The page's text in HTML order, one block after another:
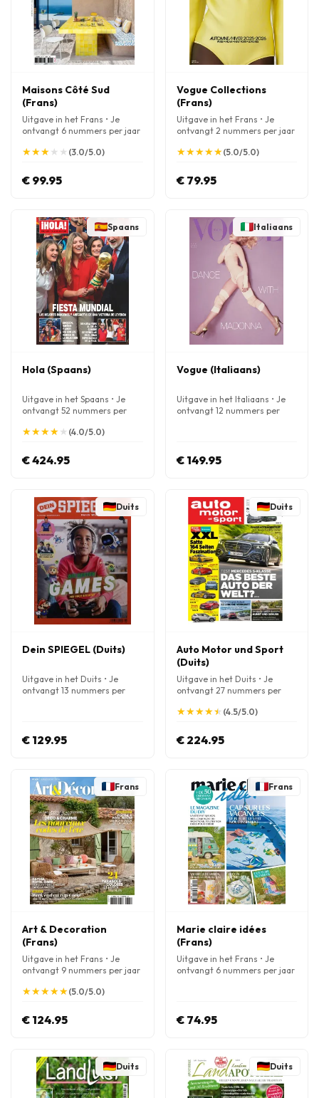
Maisons Côté Sud
(Frans)
Uitgave in het Frans • Je
ontvangt 6 nummers per jaar
★
★★
★★
★★
★ ★
★ (3.0/5.0)
€ 99.95
Vogue Collections
(Frans)
Uitgave in het Frans • Je
ontvangt 2 nummers per jaar
★
★★
★★
★★
★★
★(5.0/5.0)
€ 79.95
Spaans
Hola (Spaans)
Uitgave in het Spaans • Je
ontvangt 52 nummers per
★
★★
★★
★★
★★
★ (4.0/5.0)
€ 424.95
Italiaans
Vogue (Italiaans)
Uitgave in het Italiaans • Je
ontvangt 12 nummers per
€ 149.95
Duits
Dein SPIEGEL (Duits)
Uitgave in het Duits • Je
ontvangt 13 nummers per
€ 129.95
Duits
Auto Motor und Sport
(Duits)
Uitgave in het Duits • Je
ontvangt 27 nummers per
★
★★
★★
★★
★★
★ (4.5/5.0)
€ 224.95
Frans
Art & Decoration
(Frans)
Uitgave in het Frans • Je
ontvangt 9 nummers per jaar
★
★★
★★
★★
★★
★(5.0/5.0)
€ 124.95
Frans
Marie claire idées
(Frans)
Uitgave in het Frans • Je
ontvangt 6 nummers per jaar
€ 74.95
Duits Duits